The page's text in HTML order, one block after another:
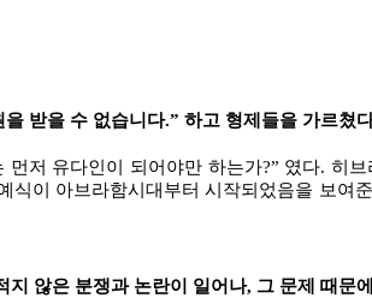
받을 수 없습니다.” 하고 형제들을 가르쳤
저 유다인이 되어야만 하는가?” 였다. 히
식이 아브라함시대부터 시작되었음을 보여
않은 분쟁과 논란이 일어나, 그 문제 때문에